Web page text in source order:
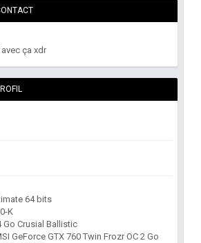
ça xdr
64 bits
K
Go Crusial Ballistic
GeForce GTX 760 Twin Frozr OC 2 Go